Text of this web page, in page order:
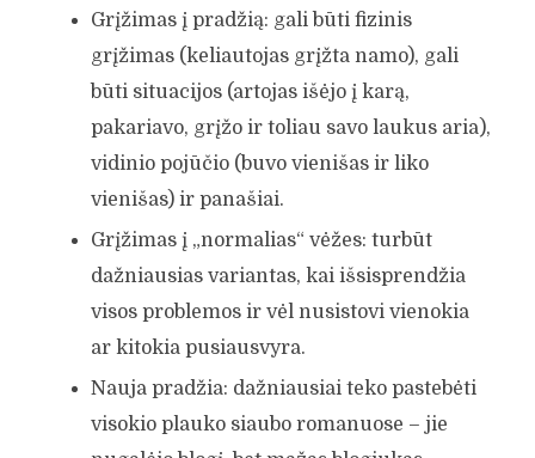
Grįžimas į pradžią: gali būti fizinis
grįžimas (keliautojas grįžta namo), gali
būti situacijos (artojas išėjo į karą,
pakariavo, grįžo ir toliau savo laukus aria),
vidinio pojūčio (buvo vienišas ir liko
vienišas) ir panašiai.
Grįžimas į „normalias“ vėžes: turbūt
dažniausias variantas, kai išsisprendžia
visos problemos ir vėl nusistovi vienokia
ar kitokia pusiausvyra.
Nauja pradžia: dažniausiai teko pastebėti
visokio plauko siaubo romanuose – jie